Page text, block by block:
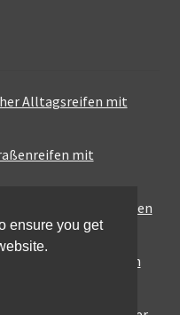
Alltagsreifen mit
mit
Sport-Touring-Reifen
für den urbanen
ensure you get